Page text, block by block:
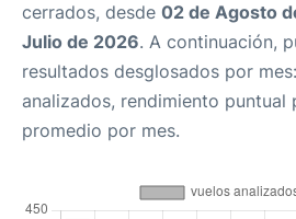
cerrados, desde 02 de Agosto
Julio de 2026. A continuación,
resultados desglosados por
analizados, rendimiento puntual
promedio por mes.